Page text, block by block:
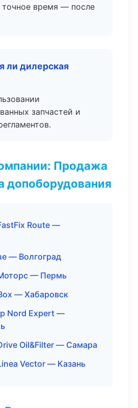
точное время — после
ли дилерская
запчастей и
Продажа
допоборудования
Route —
— Волгоград
— Пермь
— Хабаровск
Nord Expert —
Oil&Filter — Самара
Vector — Казань